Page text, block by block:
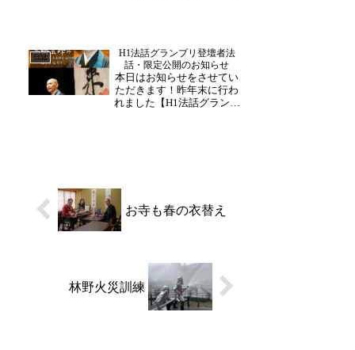
行っております。鈴の透き
通った音が響き、皆さんの
歌声が重なります。来月
は...
日誌
H1法話グランプリ登壇者法
話・限定公開のお知らせ
本日はお知らせをさせてい
ただきます！昨年末に行わ
れました【H1法話グランプ
お寺も春の衣替え
林野火災訓練